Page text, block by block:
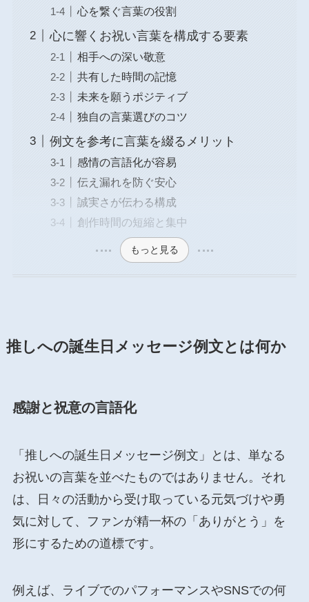
心を繋ぐ言葉の役割
心に響くお祝い言葉を構成する要素
相手への深い敬意
共有した時間の記憶
未来を願うポジティブ
独自の言葉選びのコツ
例文を参考に言葉を綴るメリット
感情の言語化が容易
伝え漏れを防ぐ安心
誠実さが伝わる構成
創作時間の短縮と集中
もっと見る
推しへの誕生日メッセージ例文とは何か
感謝と祝意の言語化
「推しへの誕生日メッセージ例文」とは、単なる
お祝いの言葉を並べたものではありません。それ
は、日々の活動から受け取っている元気づけや勇
気に対して、ファンが精一杯の「ありがとう」を
形にするための道標です。
例えば、ライブでのパフォーマンスやSNSでの何